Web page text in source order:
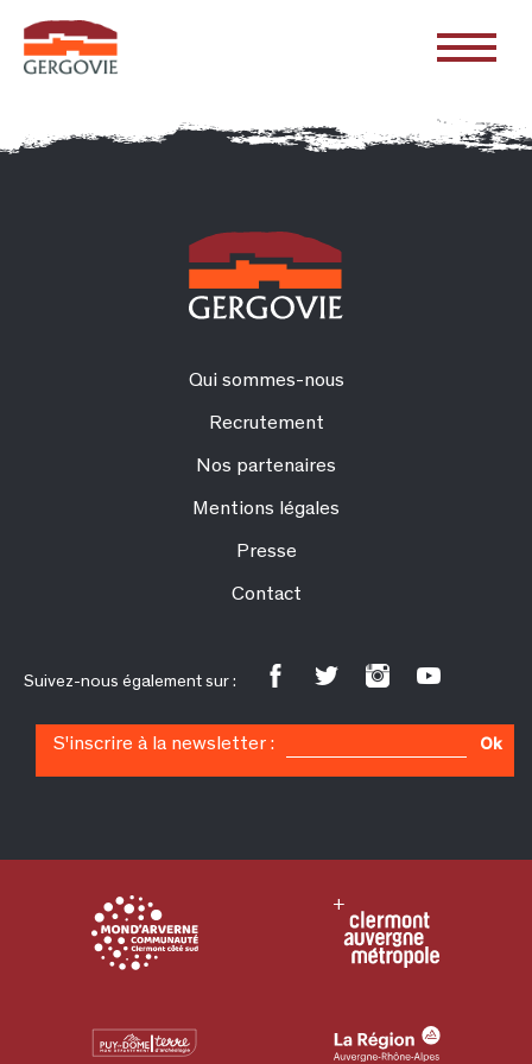
Qui sommes-nous
Recrutement
Nos partenaires
Mentions légales
Presse
Contact
Suivez-nous également sur :
S'inscrire à la newsletter : Ok